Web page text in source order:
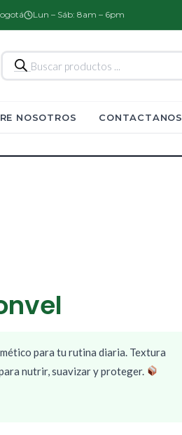
Lun – Sáb: 8am – 6pm
Búsqueda
de
productos
NOSOTROS CONTACTANOS
para tu rutina diaria. Textura
nutrir, suavizar y proteger.